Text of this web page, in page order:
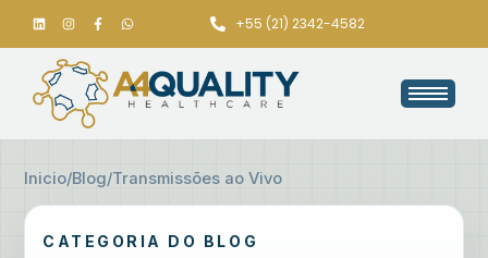
+55 (21) 2342-4582
Inicio/Blog/Transmissões ao Vivo
CATEGORIA DO BLOG